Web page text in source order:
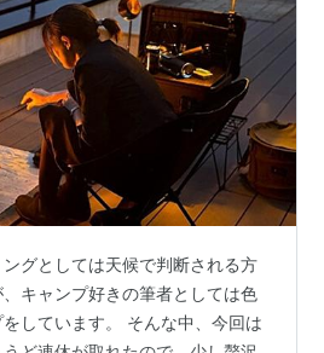
グとしては天候で判断される方
キャンプ好きの筆者としては色
しています。 そんな中、今回は